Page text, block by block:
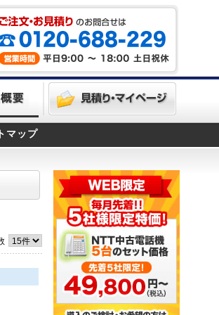
マップ